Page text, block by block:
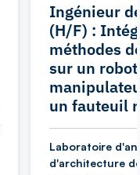
Ingénieur
(H/F) :
méthodes
sur un robot
un fauteuil
Laboratoire
d'architecture